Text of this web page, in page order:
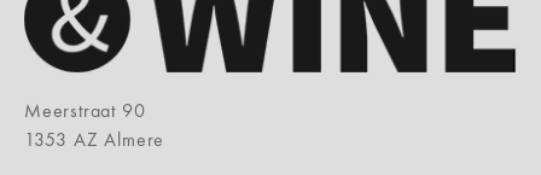
Meerstraat 90
1353 AZ Almere